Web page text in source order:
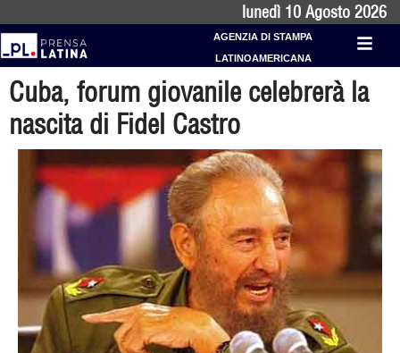
lunedì 10 Agosto 2026
AGENZIA DI STAMPA
LATINOAMERICANA
Cuba, forum giovanile celebrerà la
nascita di Fidel Castro